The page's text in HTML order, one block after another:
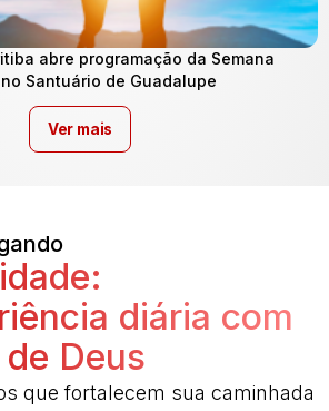
abre programação da Semana
Santuário de Guadalupe
Ver mais
diária com
Deus
que fortalecem sua caminhada